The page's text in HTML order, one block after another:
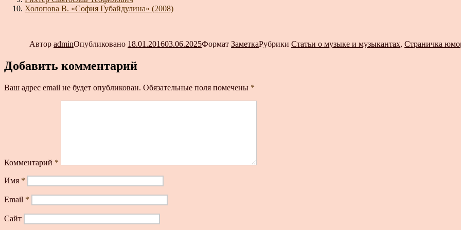
Холопова В. «София Губайдулина» (2008)
Автор adminОпубликовано 18.01.201603.06.2025Формат ЗаметкаРубрики Статьи о музыке и музыкантах, Страничка
Добавить комментарий
Ваш адрес email не будет опубликован. Обязательные поля помечены *
Комментарий *
Имя *
Email *
Сайт